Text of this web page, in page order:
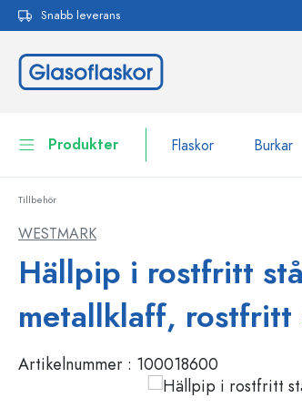
Hoppa till huvudnavigering
Snabb leverans
Produkter Flaskor Burkar
Behållare för kosmetika
Flaskor
WECK-
Flaskor
Tillbehör
WESTMARK
Hällpip i rostfritt
metallklaff, rostfritt
Artikelnummer : 100018600